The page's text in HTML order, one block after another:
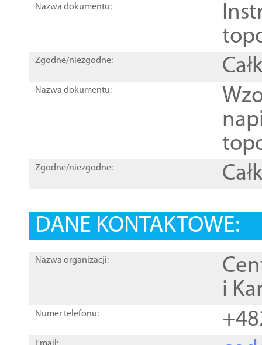
Nazwa dokumentu:
Zgodne/niezgodne:
Nazwa dokumentu:
Zgodne/niezgodne:
DANE KONTAKTOWE:
Nazwa organizacji:
i
Numer telefonu: